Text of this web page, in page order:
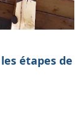
étapes de